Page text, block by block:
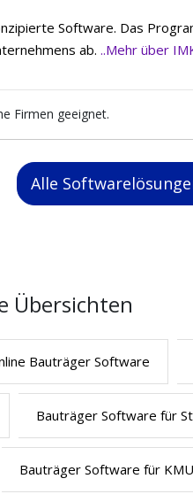
Software. Das
ab. ..Mehr über
Firmen geeignet.
Alle
Übersichten
Bauträger Software
Bauträger Software für
Bauträger Software für KMU